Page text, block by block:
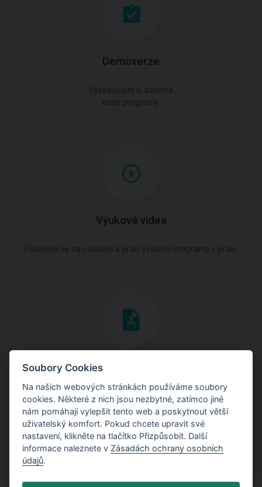
Demoverze
Výuková videa
Inženýrské manuály
Stáhněte si manuály s teoretickými i praktickými ukázkami
použití programů.
Soubory Cookies
Na našich webových stránkách používáme soubory
cookies. Některé z nich jsou nezbytné, zatímco jiné
nám pomáhají vylepšit tento web a poskytnout větší
uživatelský komfort. Pokud chcete upravit své
nastavení, klikněte na tlačítko Přizpůsobit. Další
informace naleznete v Zásadách ochrany osobních
údajů.